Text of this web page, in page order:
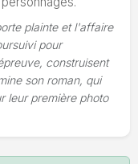
plainte et l'affaire
pour
construisent
son roman, qui
leur première photo